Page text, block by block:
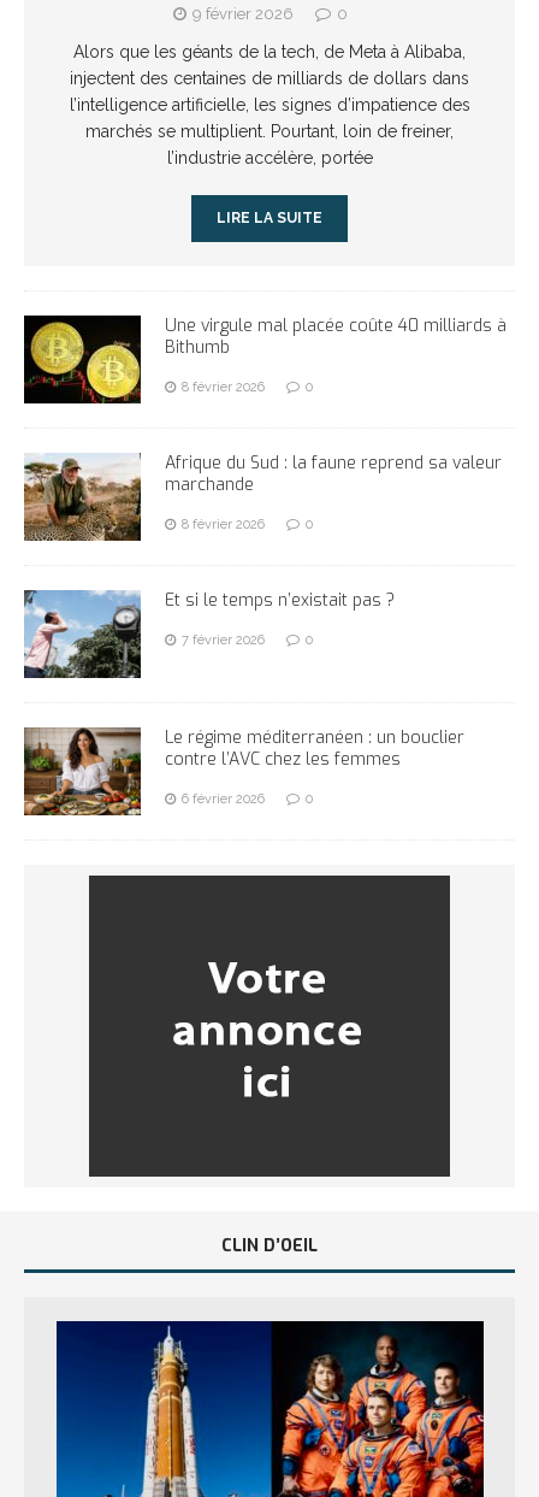
9 février 2026 0
Alors que les géants de la tech, de Meta à Alibaba,
injectent des centaines de milliards de dollars dans
l’intelligence artificielle, les signes d’impatience des
marchés se multiplient. Pourtant, loin de freiner,
l’industrie accélère, portée
LIRE LA SUITE
Une virgule mal placée coûte 40 milliards à
Bithumb
8 février 2026 0
Afrique du Sud : la faune reprend sa valeur
marchande
8 février 2026 0
Et si le temps n’existait pas ?
7 février 2026 0
Le régime méditerranéen : un bouclier
contre l’AVC chez les femmes
6 février 2026 0
CLIN D’OEIL